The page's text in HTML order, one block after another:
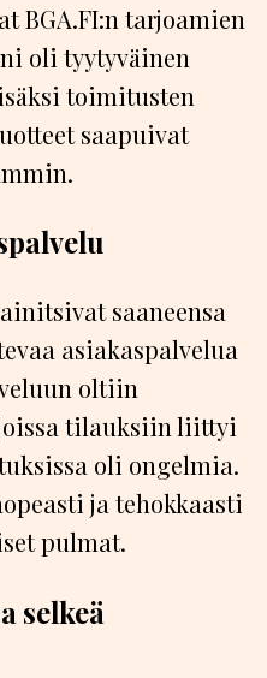
BGA.FI:n tarjoamien
oli tyytyväinen
toimitusten
saapuivat
saaneensa
asiakaspalvelua
oltiin
tilauksiin liittyi
oli ongelmia.
ja tehokkaasti
pulmat.
selkeä